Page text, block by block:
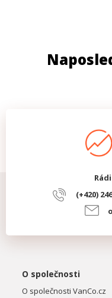
(+420)
O společnosti
O společnosti VanCo.cz